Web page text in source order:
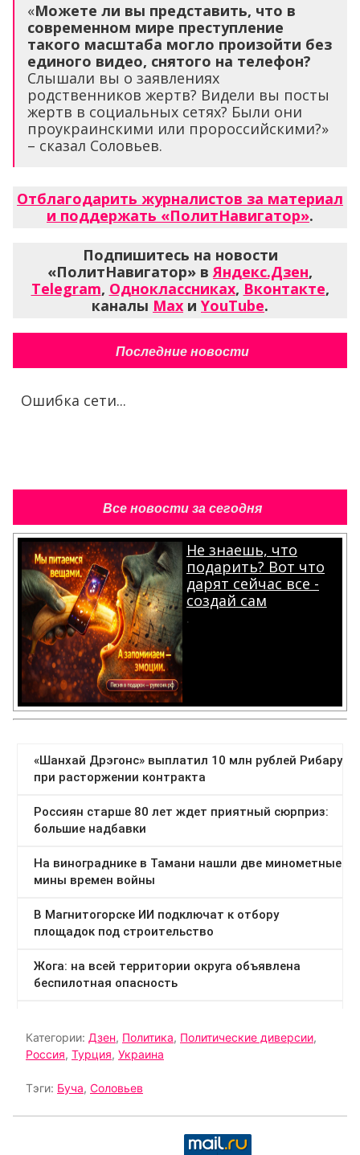
«Можете ли вы представить, что в
современном мире преступление
такого масштаба могло произойти без
единого видео, снятого на телефон?
Слышали вы о заявлениях
родственников жертв? Видели вы посты
жертв в социальных сетях? Были они
проукраинскими или пророссийскими?»
– сказал Соловьев.
Отблагодарить журналистов за материал
и поддержать «ПолитНавигатор».
Подпишитесь на новости
«ПолитНавигатор» вЯндекс.Дзен,
Telegram, Одноклассниках, Вконтакте,
каналы Max и YouTube.
Последние новости
Ошибка сети...
Все новости за сегодня
Не знаешь, что
подарить? Вот что
дарят сейчас все -
создай сам
.
Категории: Дзен, Политика, Политические диверсии,
Россия, Турция, Украина
Тэги: Буча, Соловьев